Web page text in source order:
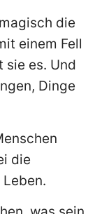
die
einem Fell
sie es. Und
Dinge
die